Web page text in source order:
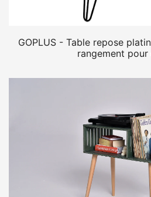
GOPLUS - Table repose
rangement pour